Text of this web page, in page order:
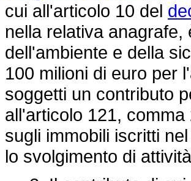
cui all'articolo 10 del
nella relativa
dell'ambiente e della
100 milioni di euro per
soggetti un contributo
all'articolo 121,
sugli immobili iscritti
lo svolgimento di